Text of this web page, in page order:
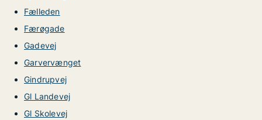
Fælleden
Færøgade
Gadevej
Garvervænget
Gindrupvej
Gl Landevej
Gl Skolevej